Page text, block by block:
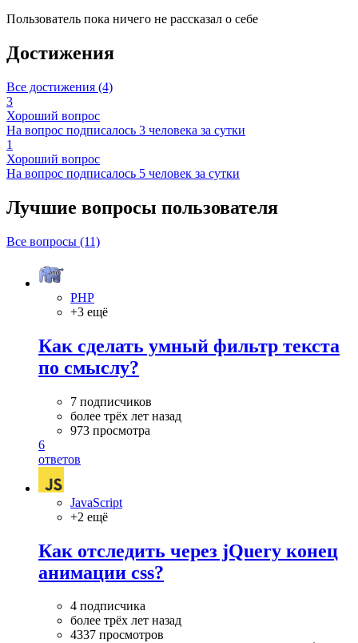
Пользователь пока ничего не рассказал о себе
Достижения
Все достижения (4)
3
Хороший вопрос
На вопрос подписалось 3 человека за сутки
1
Хороший вопрос
На вопрос подписалось 5 человек за сутки
Лучшие вопросы пользователя
Все вопросы (11)
PHP
+3 ещё
Как сделать умный фильтр текста
по смыслу?
7 подписчиков
более трёх лет назад
973 просмотра
6
ответов
JavaScript
+2 ещё
Как отследить через jQuery конец
анимации css?
4 подписчика
более трёх лет назад
4337 просмотров